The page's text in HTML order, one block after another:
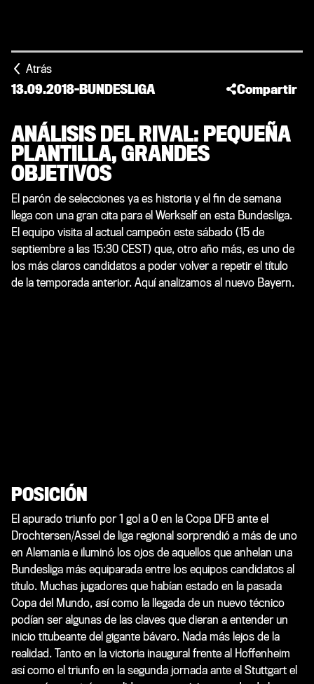
Atrás
13.09.2018-BUNDESLIGA Compartir
ANÁLISIS DEL RIVAL: PEQUEÑA
PLANTILLA, GRANDES
OBJETIVOS
El parón de selecciones ya es historia y el fin de semana
llega con una gran cita para el Werkself en esta Bundesliga.
El equipo visita al actual campeón este sábado (15 de
septiembre a las 15:30 CEST) que, otro año más, es uno de
los más claros candidatos a poder volver a repetir el título
de la temporada anterior. Aquí analizamos al nuevo Bayern.
POSICIÓN
El apurado triunfo por 1 gol a 0 en la Copa DFB ante el
Drochtersen/Assel de liga regional sorprendió a más de uno
en Alemania e iluminó los ojos de aquellos que anhelan una
Bundesliga más equiparada entre los equipos candidatos al
título. Muchas jugadores que habían estado en la pasada
Copa del Mundo, así como la llegada de un nuevo técnico
podían ser algunas de las claves que dieran a entender un
inicio titubeante del gigante bávaro. Nada más lejos de la
realidad. Tanto en la victoria inaugural frente al Hoffenheim
así como el triunfo en la segunda jornada ante el Stuttgart el